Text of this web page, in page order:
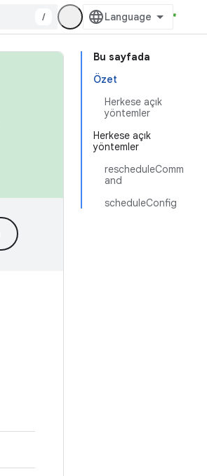
/
Bu sayfada
Özet
Herkese açık
yöntemler
Herkese açık
yöntemler
rescheduleComm
and
scheduleConfig